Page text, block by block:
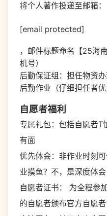
将个人著作投递至邮箱：
[email protected]
，邮件标题命名【25海
机号）
后勤保证组：担任物资
后勤作业（仔细担任者优
自愿者福利
专属礼包：包括自愿者T
有面
优先体会：非作业时刻
业摸鱼？不，是深度体会
自愿者证书： 为全程参
的自愿者颁布官方自愿